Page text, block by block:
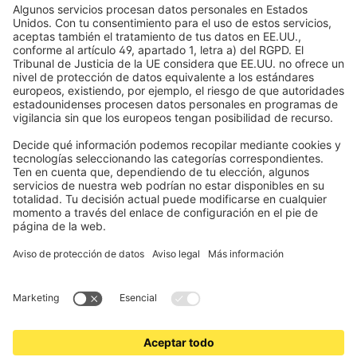
Toldos
Casa inteligente
Electrónica y radio
Condiciones de los cupones
Instrucciones de seguridad
Registros
Información obligatoria para consumidores
Formas de pago
Socios de envío
Aviso legal
Términos y Condiciones de Uso
Privacidad y protección de datos
Información sobre la eliminación de pilas y equipos electrónicos
Condiciones de garantía
Configuración de cookies
www.jalousiescout.de www.jalousiescout.at www.domondo.es